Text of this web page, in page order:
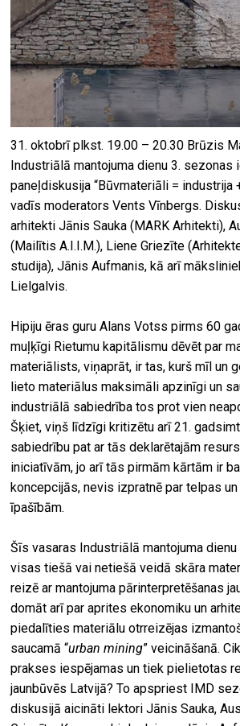
31. oktobrī plkst. 19.00 – 20.30 Brūzis
Industriālā mantojuma dienu 3. sezonas
paneļdiskusija “Būvmateriāli = industrija
vadīs moderators Vents Vīnbergs.
arhitekti Jānis Sauka (MARK Arhitekti),
(Mailītis A.I.I.M.), Liene Griezīte
studija), Jānis Aufmanis, kā arī
Lielgalvis.
Hipiju ēras guru Alans Votss pirms 60
muļķīgi Rietumu kapitālismu dēvēt par
materiālists, viņaprāt, ir tas, kurš mīl un
lieto materiālus maksimāli apzinīgi un
industriālā sabiedrība tos prot vien
Šķiet, viņš līdzīgi kritizētu arī 21.
sabiedrību pat ar tās deklarētajām
iniciatīvām, jo arī tās pirmām kārtām ir
koncepcijās, nevis izpratnē par telpas
īpašībām.
Šīs vasaras Industriālā mantojuma
visas tiešā vai netiešā veidā skāra
reizē ar mantojuma pārinterpretēšanas
domāt arī par aprites ekonomiku un
piedalīties materiālu otrreizējas
saucamā “urban mining” veicināšanā.
prakses iespējamas un tiek pielietotas
jaunbūvēs Latvijā? To apspriest IMD
diskusijā aicināti lektori Jānis Sauka,